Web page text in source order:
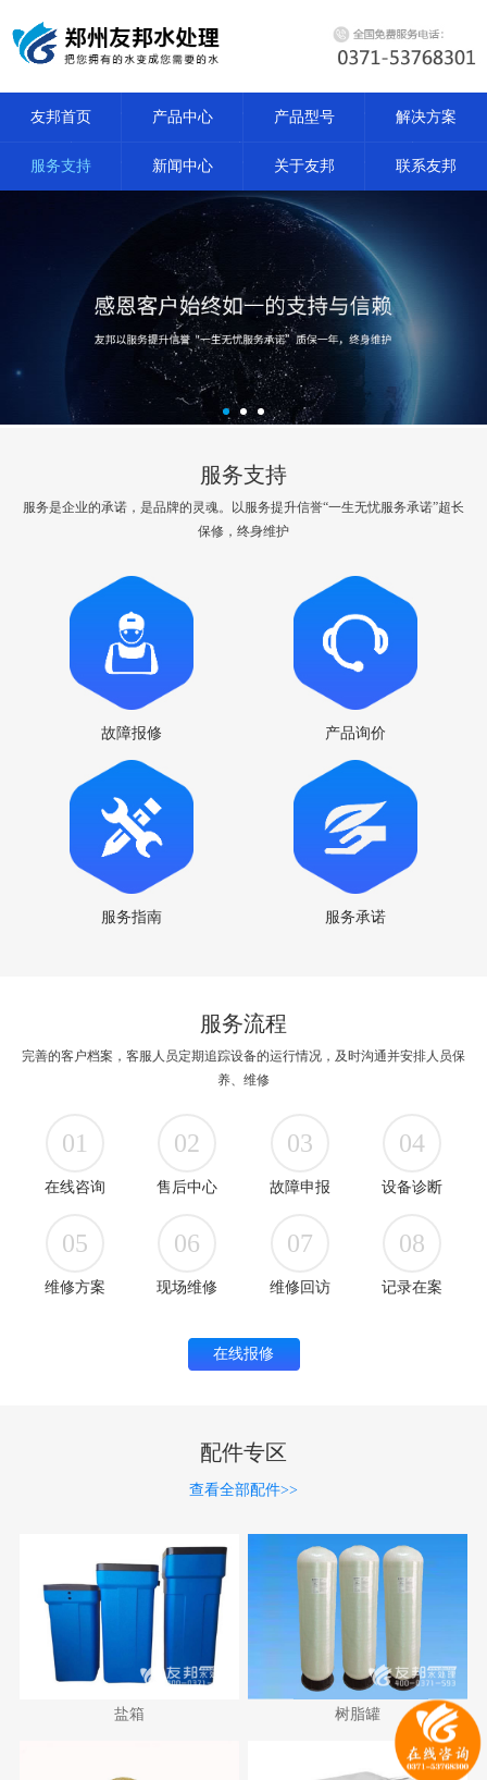
友邦首页 产品中心 产品型号 解决方案
服务支持 新闻中心 关于友邦 联系友邦
服务支持
服务是企业的承诺，是品牌的灵魂。以服务提升信誉“一生无忧服务承诺”超长
保修，终身维护
故障报修 产品询价
服务指南 服务承诺
服务流程
完善的客户档案，客服人员定期追踪设备的运行情况，及时沟通并安排人员保
养、维修
01
在线咨询
02
售后中心
03
故障申报
04
设备诊断
05
维修方案
06
现场维修
07
维修回访
08
记录在案
在线报修
配件专区
查看全部配件>>
盐箱 树脂罐